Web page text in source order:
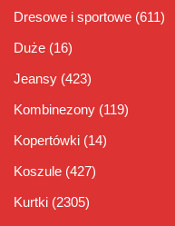
Dresowe i sportowe (611)
Duże (16)
Jeansy (423)
Kombinezony (119)
Kopertówki (14)
Koszule (427)
Kurtki (2305)